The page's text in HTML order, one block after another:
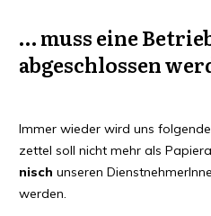
… muss eine
abge­schlos­sen
Immer wie­der wird uns
zet­tel soll nicht mehr als
nisch unse­ren
werden.